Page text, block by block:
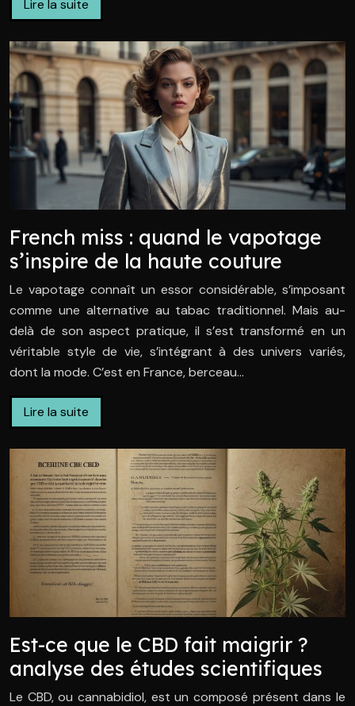
Lire la suite
French miss : quand le vapotage
s’inspire de la haute couture
Le vapotage connaît un essor considérable, s’imposant
comme une alternative au tabac traditionnel. Mais au-
delà de son aspect pratique, il s’est transformé en un
véritable style de vie, s’intégrant à des univers variés,
dont la mode. C’est en France, berceau…
Lire la suite
Est-ce que le CBD fait maigrir ?
analyse des études scientifiques
Le CBD, ou cannabidiol, est un composé présent dans le